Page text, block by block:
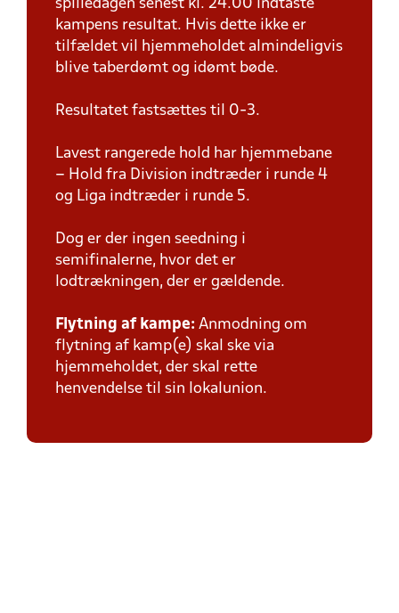
spilledagen senest kl. 24.00 indtaste
kampens resultat. Hvis dette ikke er
tilfældet vil hjemmeholdet almindeligvis
blive taberdømt og idømt bøde.
Resultatet fastsættes til 0-3.
Lavest rangerede hold har hjemmebane
– Hold fra Division indtræder i runde 4
og Liga indtræder i runde 5.
Dog er der ingen seedning i
semifinalerne, hvor det er
lodtrækningen, der er gældende.
Flytning af kampe: Anmodning om
flytning af kamp(e) skal ske via
hjemmeholdet, der skal rette
henvendelse til sin lokalunion.